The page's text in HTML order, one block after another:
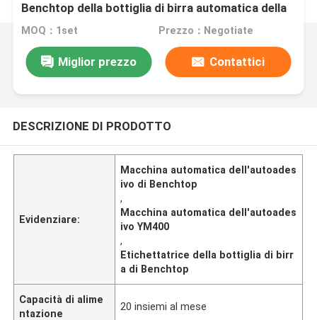
Benchtop della bottiglia di birra automatica della
macchina
MOQ：1set Prezzo：Negotiate
Miglior prezzo Contattici
DESCRIZIONE DI PRODOTTO
Evidenziare:
Macchina automatica dell'autoades
ivo di Benchtop
,
Macchina automatica dell'autoades
ivo YM400
,
Etichettatrice della bottiglia di birr
a di Benchtop
Capacità di alime
ntazione
20 insiemi al mese